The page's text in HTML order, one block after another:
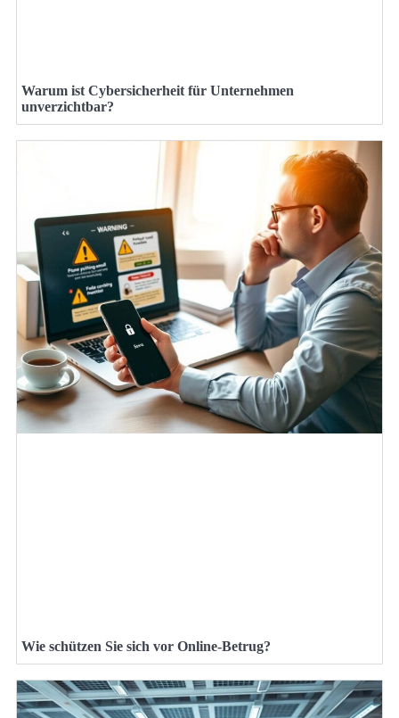
Warum ist Cybersicherheit für Unternehmen
unverzichtbar?
Wie schützen Sie sich vor Online-Betrug?